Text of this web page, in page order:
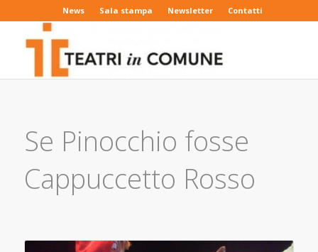
News Sala stampa Newsletter Contatti
Se Pinocchio fosse
Cappuccetto Rosso